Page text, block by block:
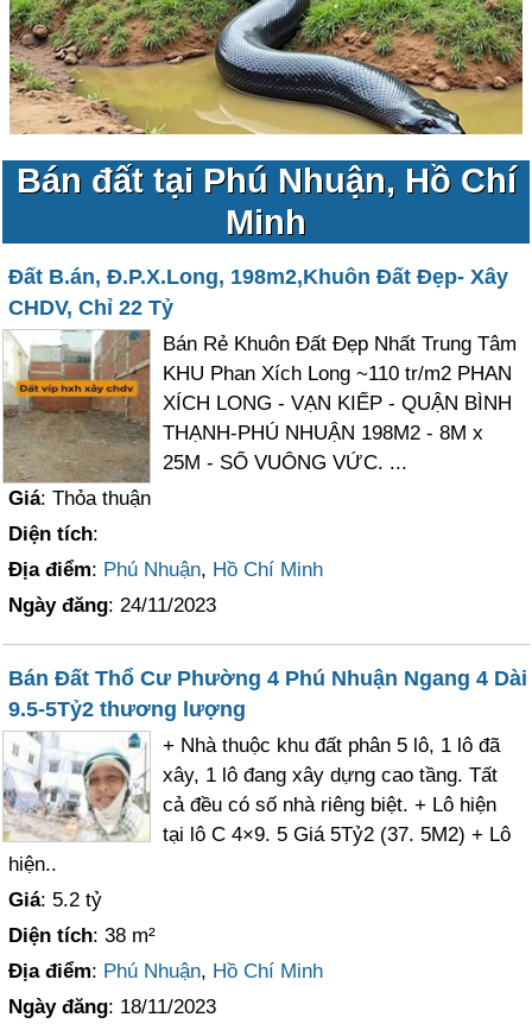
Bán đất tại Phú Nhuận, Hồ Chí
Minh
Đất B.án, Đ.P.X.Long, 198m2,Khuôn Đất Đẹp- Xây
CHDV, Chỉ 22 Tỷ
Bán Rẻ Khuôn Đất Đẹp Nhất Trung Tâm
KHU Phan Xích Long ~110 tr/m2 PHAN
XÍCH LONG - VẠN KIẾP - QUẬN BÌNH
THẠNH-PHÚ NHUẬN 198M2 - 8M x
25M - SỔ VUÔNG VỨC. ...
Giá: Thỏa thuận
Diện tích:
Địa điểm: Phú Nhuận, Hồ Chí Minh
Ngày đăng: 24/11/2023
Bán Đất Thổ Cư Phường 4 Phú Nhuận Ngang 4 Dài
9.5-5Tỷ2 thương lượng
+ Nhà thuộc khu đất phân 5 lô, 1 lô đã
xây, 1 lô đang xây dựng cao tầng. Tất
cả đều có số nhà riêng biệt. + Lô hiện
tại lô C 4×9. 5 Giá 5Tỷ2 (37. 5M2) + Lô
hiện..
Giá: 5.2 tỷ
Diện tích: 38 m²
Địa điểm: Phú Nhuận, Hồ Chí Minh
Ngày đăng: 18/11/2023